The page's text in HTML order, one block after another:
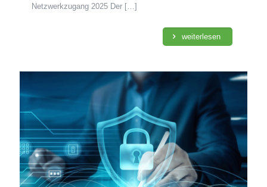
Netzwerkzugang 2025 Der […]
weiterlesen